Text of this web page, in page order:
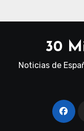
30
Noticias de